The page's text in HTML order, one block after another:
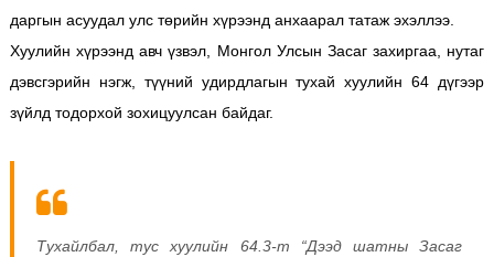
даргын асуудал улс төрийн хүрээнд анхаарал татаж эхэллээ.
Хуулийн хүрээнд авч үзвэл, Монгол Улсын Засаг захиргаа, нутаг
дэвсгэрийн нэгж, түүний удирдлагын тухай хуулийн 64 дүгээр
зүйлд тодорхой зохицуулсан байдаг.
Тухайлбал, тус хуулийн 64.3-т “Дээд шатны Засаг